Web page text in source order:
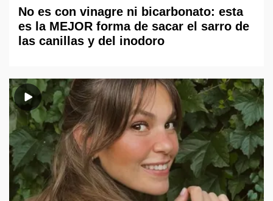
No es con vinagre ni bicarbonato: esta
es la MEJOR forma de sacar el sarro de
las canillas y del inodoro